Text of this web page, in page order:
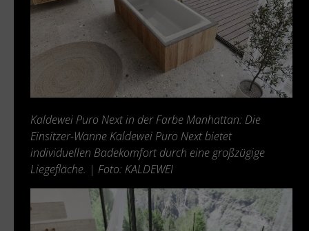
Kaldewei Puro Next in der Farbe Manhattan: Die
Einsitzer-Wanne Kaldewei Puro Next bietet
individuellen Badekomfort durch eine großzügige
Liegefläche. | Foto: KALDEWEI